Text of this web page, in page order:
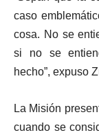
caso
cosa. No se
si no se
hecho”, expuso
La Misión
cuando se